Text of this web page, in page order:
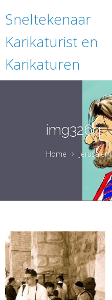
Sneltekenaar
Karikaturist en
Karikaturen
img326q
Home Jerusalem